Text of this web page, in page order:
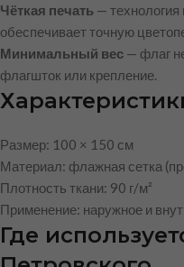
Чёткая печать —
обеспечивает точную
Минимальный вес — флаг
флагшток или крепление.
Размер: 100 × 150 см
Материал: флажная сетка
Плотность ткани: 90 г/м²
Применение: наружное и
Где